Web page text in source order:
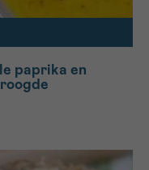
paprika en